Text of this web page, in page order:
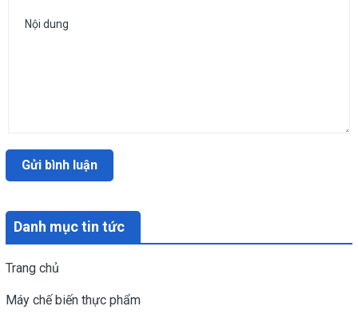
Danh mục tin tức
Trang chủ
Máy chế biến thực phẩm
Gửi bình luận